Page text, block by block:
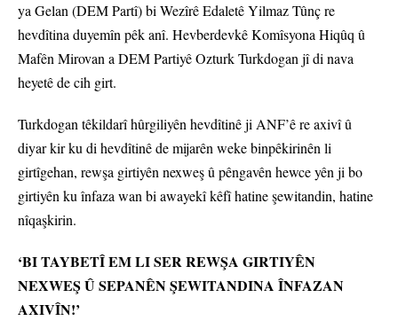
ya Gelan (DEM Partî) bi Wezîrê Edaletê Yilmaz Tûnç re
hevdîtina duyemîn pêk anî. Hevberdevkê Komîsyona Hiqûq û
Mafên Mirovan a DEM Partiyê Ozturk Turkdogan jî di nava
heyetê de cih girt.
Turkdogan têkildarî hûrgiliyên hevdîtinê ji ANF’ê re axivî û
diyar kir ku di hevdîtinê de mijarên weke binpêkirinên li
girtîgehan, rewşa girtiyên nexweş û pêngavên hewce yên ji bo
girtiyên ku înfaza wan bi awayekî kêfî hatine şewitandin, hatine
nîqaşkirin.
‘BI TAYBETÎ EM LI SER REWŞA GIRTIYÊN
NEXWEŞ Û SEPANÊN ŞEWITANDINA ÎNFAZAN
AXIVÎN!’